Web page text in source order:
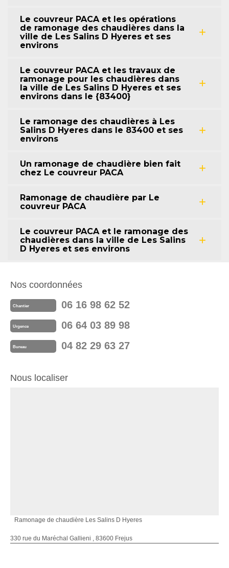
Le couvreur PACA et les opérations
de ramonage des chaudières dans la
ville de Les Salins D Hyeres et ses
environs
Le couvreur PACA et les travaux de
ramonage pour les chaudières dans
la ville de Les Salins D Hyeres et ses
environs dans le {83400}
Le ramonage des chaudières à Les
Salins D Hyeres dans le 83400 et ses
environs
Un ramonage de chaudière bien fait
chez Le couvreur PACA
Ramonage de chaudière par Le
couvreur PACA
Le couvreur PACA et le ramonage des
chaudières dans la ville de Les Salins
D Hyeres et ses environs
Nos coordonnées
Chantier 06 16 98 62 52
Urgence 06 64 03 89 98
Bureau 04 82 29 63 27
Nous localiser
Ramonage de chaudière Les Salins D Hyeres
330 rue du Maréchal Gallieni , 83600 Frejus